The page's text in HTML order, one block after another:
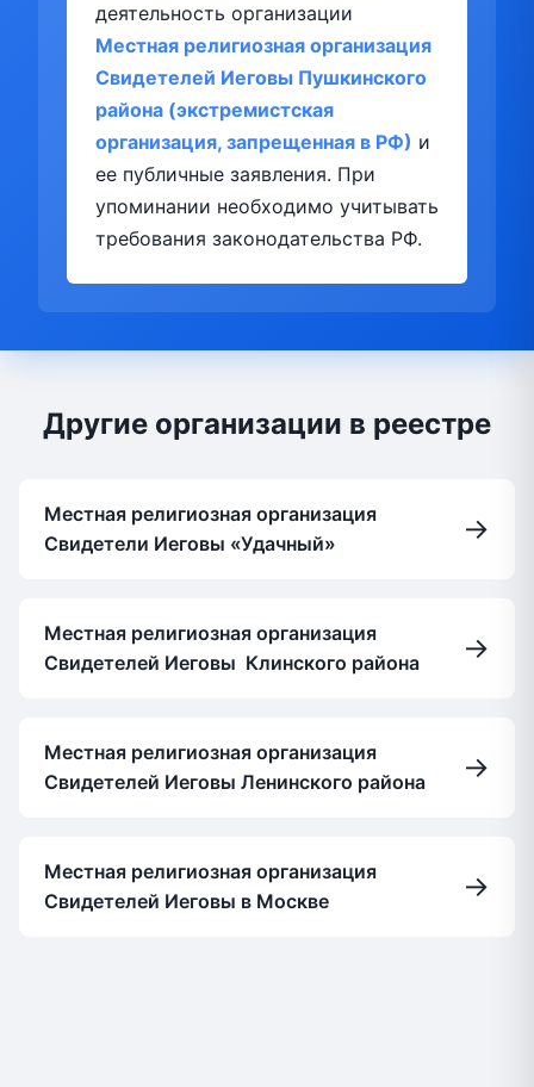
деятельность организации
Местная религиозная организация
Свидетелей Иеговы Пушкинского
района (экстремистская
организация, запрещенная в РФ) и
ее публичные заявления. При
упоминании необходимо учитывать
требования законодательства РФ.
Другие организации в реестре
Местная религиозная организация
Свидетели Иеговы «Удачный»
→
Местная религиозная организация
Свидетелей Иеговы Клинского района
→
Местная религиозная организация
Свидетелей Иеговы Ленинского района
→
Местная религиозная организация
Свидетелей Иеговы в Москве
→